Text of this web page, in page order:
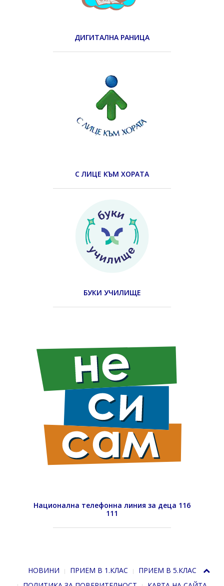
ДИГИТАЛНА РАНИЦА
С ЛИЦЕ КЪМ ХОРАТА
БУКИ УЧИЛИЩЕ
Национална телефонна линия за деца 116
111
НОВИНИ ПРИЕМ В 1.КЛАС
ПРИЕМ В 5.КЛАС